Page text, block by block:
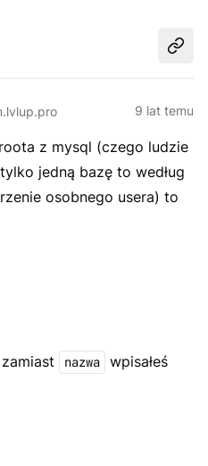
9 lat temu
z mysql (czego ludzie
jedną bazę to według
osobnego usera) to
nazwa
wpisałeś